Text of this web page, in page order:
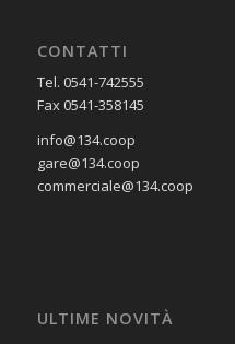
CONTATTI
Tel. 0541-742555
Fax 0541-358145
info@134.coop
gare@134.coop
commerciale@134.coop
ULTIME NOVITÀ